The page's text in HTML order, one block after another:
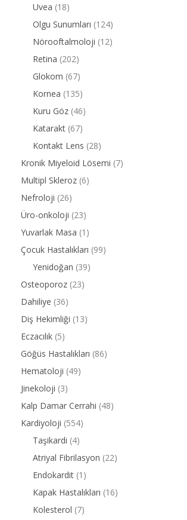
Uvea (18)
Olgu Sunumları (124)
Nörooftalmoloji (12)
Retina (202)
Glokom (67)
Kornea (135)
Kuru Göz (46)
Katarakt (67)
Kontakt Lens (28)
Kronik Miyeloid Lösemi (7)
Multipl Skleroz (6)
Nefroloji (26)
Üro-onkoloji (23)
Yuvarlak Masa (1)
Çocuk Hastalıkları (99)
Yenidoğan (39)
Osteoporoz (23)
Dahiliye (36)
Diş Hekimliği (13)
Eczacılık (5)
Göğüs Hastalıkları (86)
Hematoloji (49)
Jinekoloji (3)
Kalp Damar Cerrahi (48)
Kardiyoloji (554)
Taşikardi (4)
Atriyal Fibrilasyon (22)
Endokardit (1)
Kapak Hastalıkları (16)
Kolesterol (7)